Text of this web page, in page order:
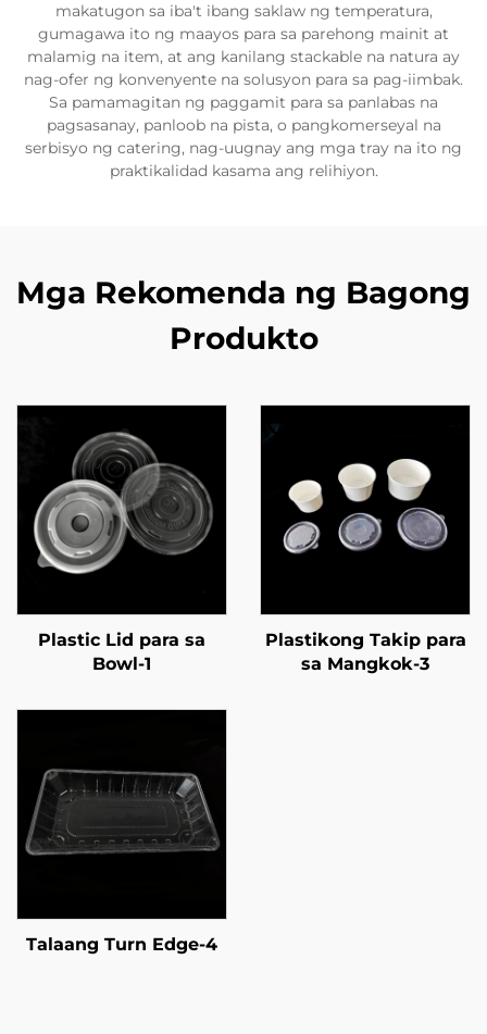
makatugon sa iba't ibang saklaw ng temperatura,
gumagawa ito ng maayos para sa parehong mainit at
malamig na item, at ang kanilang stackable na natura ay
nag-ofer ng konvenyente na solusyon para sa pag-iimbak.
Sa pamamagitan ng paggamit para sa panlabas na
pagsasanay, panloob na pista, o pangkomerseyal na
serbisyo ng catering, nag-uugnay ang mga tray na ito ng
praktikalidad kasama ang relihiyon.
Mga Rekomenda ng Bagong
Produkto
Plastic Lid para sa
Bowl-1
Plastikong Takip para
sa Mangkok-3
Talaang Turn Edge-4